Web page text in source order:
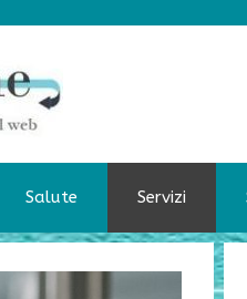
Salute Servizi